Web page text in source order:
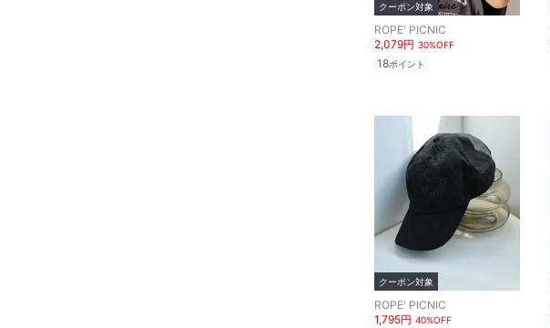
クーポン対象
ROPE' PICNIC
2,079円 30%OFF
18ポイント
クーポン対象
ROPE' PICNIC
1,795円 40%OFF